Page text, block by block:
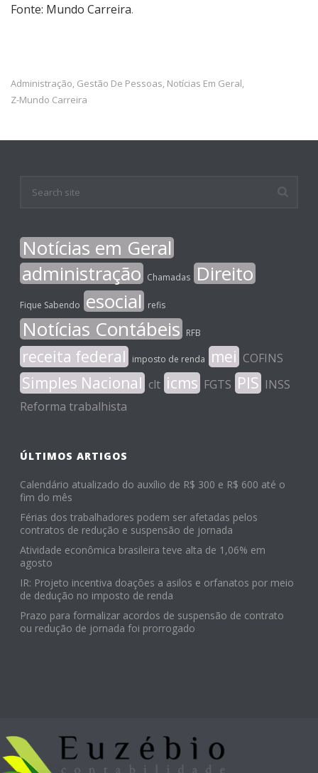
Fonte: Mundo Carreira.
Administração, Gestão De Pessoas, Notícias Em Geral,
Z-Mundo Carreira
Notícias em Geral
administração Chamadas Direito
Fique Sabendo esocial refis
Notícias Contábeis RFB
receita federal imposto de renda mei COFINS
Simples Nacional clt icms FGTS PIS INSS
Reforma trabalhista
ÚLTIMOS ARTIGOS
Calendário atualizado do auxílio de R$ 300 e R$ 600 até o
fim do mês
Férias dos trabalhadores podem ser afetadas pelos
contratos de redução e suspensão de jornada
Atividade econômica brasileira teve alta de 1,06% em
agosto
IR: Projeto incentiva doações a asilos e orfanatos por meio
de dedução no imposto de renda
Prazo para formalizar acordos de suspensão de contrato
ou redução de jornada foi prorrogado